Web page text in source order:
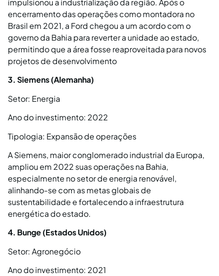
impulsionou a industrialização da região. Após o
encerramento das operações como montadora no
Brasil em 2021, a Ford chegou a um acordo com o
governo da Bahia para reverter a unidade ao estado,
permitindo que a área fosse reaproveitada para novos
projetos de desenvolvimento
3. Siemens (Alemanha)
Setor: Energia
Ano do investimento: 2022
Tipologia: Expansão de operações
A Siemens, maior conglomerado industrial da Europa,
ampliou em 2022 suas operações na Bahia,
especialmente no setor de energia renovável,
alinhando-se com as metas globais de
sustentabilidade e fortalecendo a infraestrutura
energética do estado.
4. Bunge (Estados Unidos)
Setor: Agronegócio
Ano do investimento: 2021